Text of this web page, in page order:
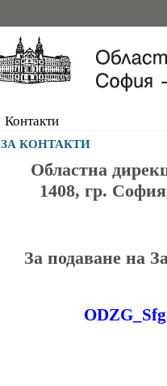
Контакти
ЗА КОНТАКТИ
Областна
1408, гр.
За подаване на